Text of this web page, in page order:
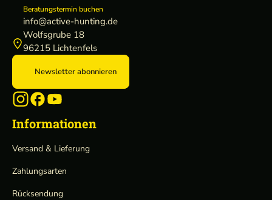
Beratungstermin buchen
info@active-hunting.de
Wolfsgrube 18
96215 Lichtenfels
Newsletter abonnieren
Informationen
Versand & Lieferung
Zahlungsarten
Rücksendung